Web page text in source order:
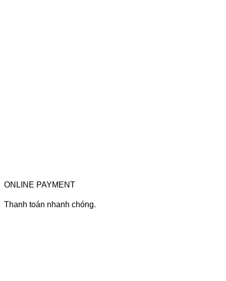
ONLINE PAYMENT
Thanh toán nhanh chóng.